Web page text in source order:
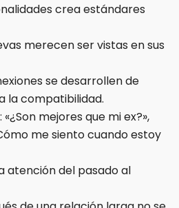
crea estándares
merecen ser vistas en sus
se desarrollen de
la compatibilidad.
mejores que mi ex?»,
me siento cuando estoy
atención del pasado al